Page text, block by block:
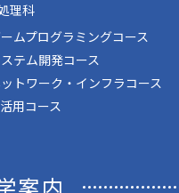
理科
ムプログラミングコース
テム開発コース
トワーク・インフラコース
用コース
案内